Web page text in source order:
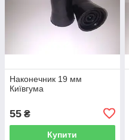
Наконечник 19 мм
Київгума
55 ₴
Купити